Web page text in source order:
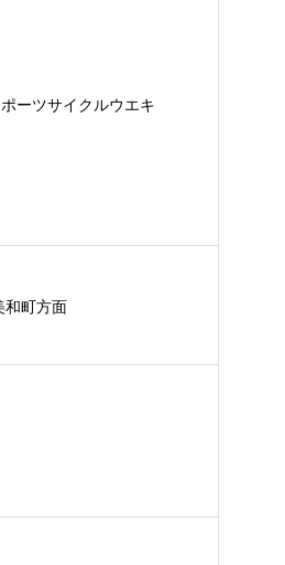
ーツサイクルウエキ
和町方面